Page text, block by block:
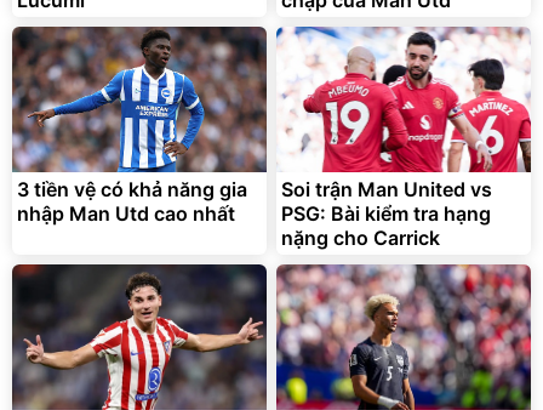
3 tiền vệ có khả năng gia
nhập Man Utd cao nhất
Soi trận Man United vs
PSG: Bài kiểm tra hạng
nặng cho Carrick